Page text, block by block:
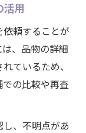
活用
頼することが
、品物の詳細
ているため、
の比較や再査
、不明点があ